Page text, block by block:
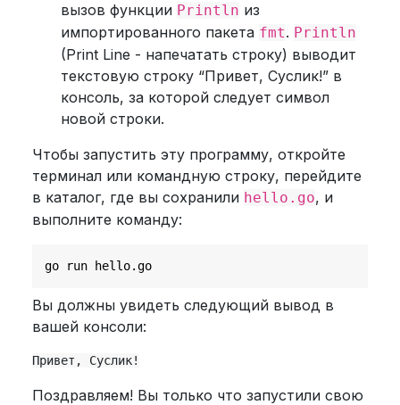
вызов функции Println из
импортированного пакета fmt. Println
(Print Line - напечатать строку) выводит
текстовую строку “Привет, Суслик!” в
консоль, за которой следует символ
новой строки.
Чтобы запустить эту программу, откройте
терминал или командную строку, перейдите
в каталог, где вы сохранили hello.go, и
выполните команду:
Вы должны увидеть следующий вывод в
вашей консоли:
Поздравляем! Вы только что запустили свою